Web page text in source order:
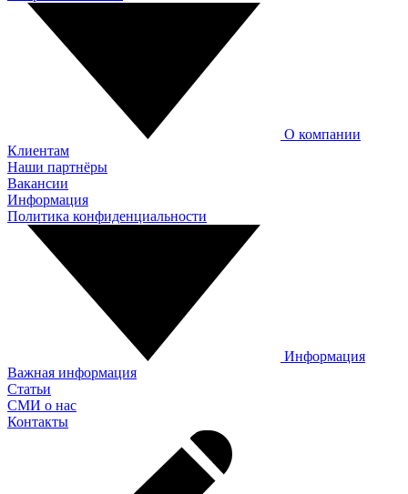
О компании
Клиентам
Наши партнёры
Вакансии
Информация
Политика конфиденциальности
Информация
Важная информация
Статьи
СМИ о нас
Контакты